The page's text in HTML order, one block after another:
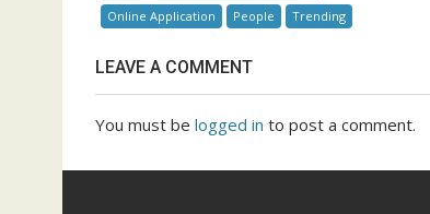
by-
Step
Guide
Online Application
People Trending
LEAVE A COMMENT
You must be logged in to post a comment.